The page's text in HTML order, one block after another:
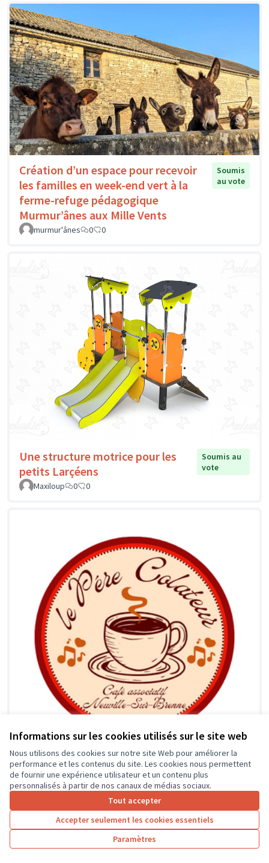
Informations sur les cookies utilisés sur le site web
Nous utilisons des cookies sur notre site Web pour améliorer la
performance et les contenus du site. Les cookies nous permettent
de fournir une expérience utilisateur et un contenu plus
personnalisés à partir de nos canaux de médias sociaux.
Tout accepter
Accepter seulement les cookies essentiels
Paramètres
Création d’un espace pour recevoir
les familles en week-end vert à la
ferme-refuge pédagogique
Murmur’ânes aux Mille Vents
Soumis
au vote
murmur'ânes 0 0
Une structure motrice pour les
petits Larçéens
Soumis au
vote
Maxiloup
0 0
Ouverture du café associatif
Neuvillois
Soumis au
vote
1